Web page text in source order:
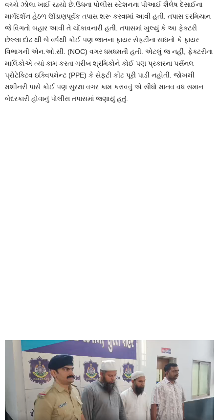
વચ્ચે ઝોલા ખાઈ રહ્યો છે.ઉધના પોલીસ સ્ટેશનના પીઆઈ શૈલેષ દેસાઈના
માર્ગદર્શન હેઠળ ઊંડાણપૂર્વક તપાસ શરૂ કરવામાં આવી હતી. તપાસ દરમિયાન
જે વિગતો બહાર આવી તે ચોંકાવનારી હતી. તપાસમાં ખુલ્યું કે આ ફેક્ટરી
છેલ્લા દોઢ થી બે વર્ષથી કોઈ પણ જાતના ફાયર સેફ્ટીના સાધનો કે ફાયર
વિભાગની એન.ઓ.સી. (NOC) વગર ધમધમતી હતી. એટલું જ નહીં, ફેક્ટરીના
માલિકોએ ત્યાં કામ કરતા ગરીબ શ્રમિકોને કોઈ પણ પ્રકારના પર્સનલ
પ્રોટેક્ટિવ ઇક્વિપમેન્ટ (PPE) કે સેફ્ટી કીટ પૂરી પાડી નહોતી. જોખમી
મશીનરી પાસે કોઈ પણ સુરક્ષા વગર કામ કરાવવું એ સીધો માનવ વધ સમાન
બેદરકારી હોવાનું પોલીસ તપાસમાં જણાયું હતું.